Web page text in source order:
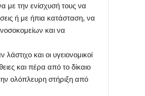
την ενίσχυσή τους να
ή με ήπια κατάσταση, να
και να
και οι υγειονομικοί
και πέρα από το δίκαιο
ολόπλευρη στήριξη από